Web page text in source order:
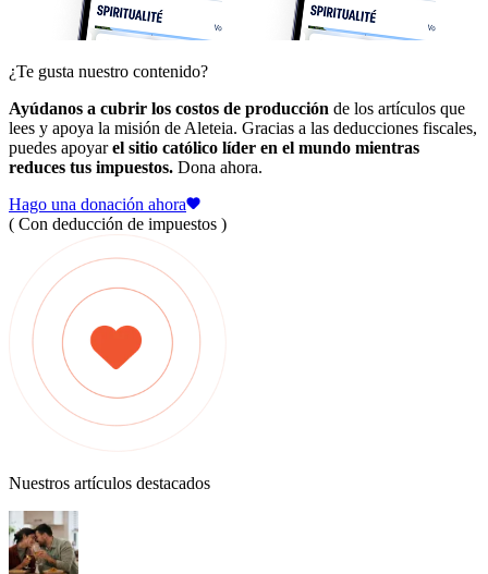
¿Te gusta nuestro contenido?
Ayúdanos a cubrir los costos de producción de los artículos que
lees y apoya la misión de Aleteia. Gracias a las deducciones fiscales,
puedes apoyarel sitio católico líder en el mundo mientras
reduces tus impuestos. Dona ahora.
Hago una donación ahora
( Con deducción de impuestos )
Nuestros artículos destacados